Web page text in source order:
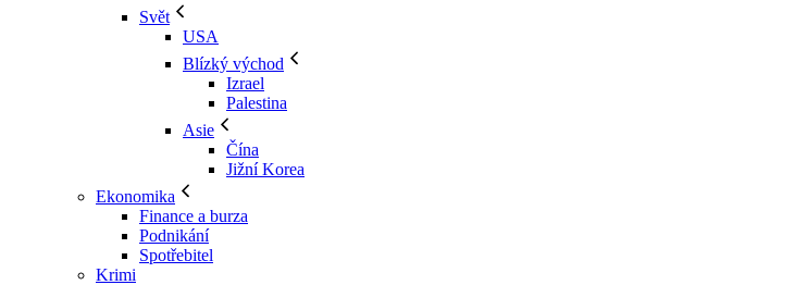
Svět
USA
Blízký východ
Izrael
Palestina
Asie
Čína
Jižní Korea
Ekonomika
Finance a burza
Podnikání
Spotřebitel
Krimi